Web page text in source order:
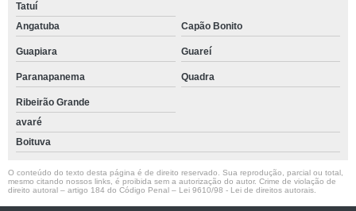
Tatuí
Angatuba
Capão Bonito
Guapiara Guareí
Paranapanema Quadra
Ribeirão Grande
avaré
Boituva
O conteúdo do texto desta página é de direito reservado. Sua reprodução, parcial ou total,
mesmo citando nossos links, é proibida sem a autorização do autor. Crime de violação de
direito autoral – artigo 184 do Código Penal – Lei 9610/98 - Lei de direitos autorais